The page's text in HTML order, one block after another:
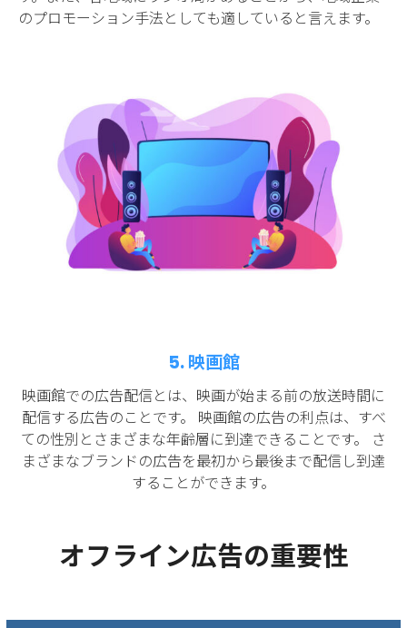
のプロモーション手法としても適していると言えます。
5. 映画館
映画館での広告配信とは、映画が始まる前の放送時間に
配信する広告のことです。 映画館の広告の利点は、すべ
ての性別とさまざまな年齢層に到達できることです。 さ
まざまなブランドの広告を最初から最後まで配信し到達
することができます。
オフライン広告の重要性